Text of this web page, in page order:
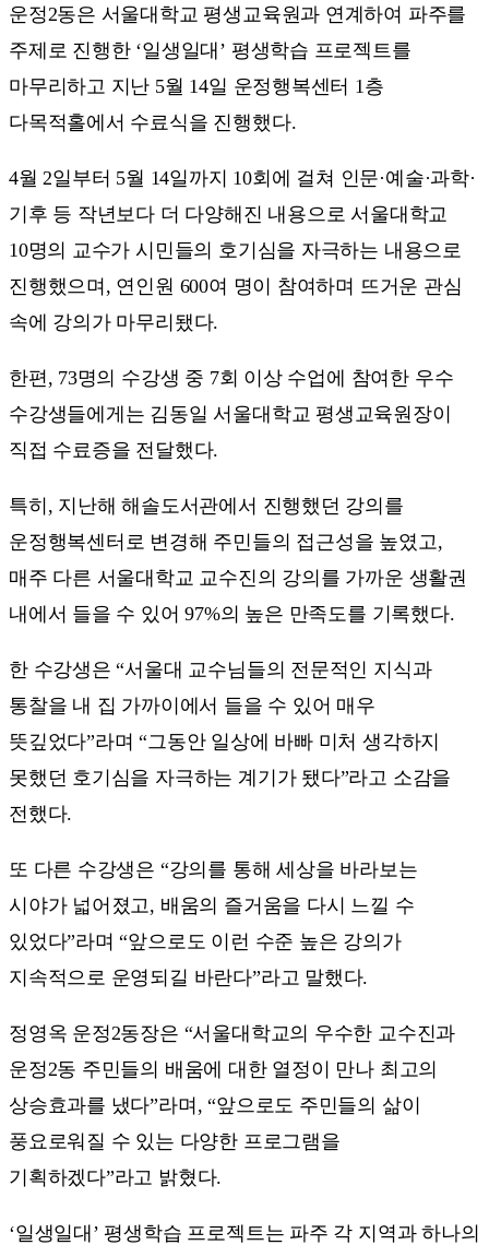
운정2동은 서울대학교 평생교육원과 연계하여 파주를
주제로 진행한 ‘일생일대’ 평생학습 프로젝트를
마무리하고 지난 5월 14일 운정행복센터 1층
다목적홀에서 수료식을 진행했다.
4월 2일부터 5월 14일까지 10회에 걸쳐 인문·예술·과학·
기후 등 작년보다 더 다양해진 내용으로 서울대학교
10명의 교수가 시민들의 호기심을 자극하는 내용으로
진행했으며, 연인원 600여 명이 참여하며 뜨거운 관심
속에 강의가 마무리됐다.
한편, 73명의 수강생 중 7회 이상 수업에 참여한 우수
수강생들에게는 김동일 서울대학교 평생교육원장이
직접 수료증을 전달했다.
특히, 지난해 해솔도서관에서 진행했던 강의를
운정행복센터로 변경해 주민들의 접근성을 높였고,
매주 다른 서울대학교 교수진의 강의를 가까운 생활권
내에서 들을 수 있어 97%의 높은 만족도를 기록했다.
한 수강생은 “서울대 교수님들의 전문적인 지식과
통찰을 내 집 가까이에서 들을 수 있어 매우
뜻깊었다”라며 “그동안 일상에 바빠 미처 생각하지
못했던 호기심을 자극하는 계기가 됐다”라고 소감을
전했다.
또 다른 수강생은 “강의를 통해 세상을 바라보는
시야가 넓어졌고, 배움의 즐거움을 다시 느낄 수
있었다”라며 “앞으로도 이런 수준 높은 강의가
지속적으로 운영되길 바란다”라고 말했다.
정영옥 운정2동장은 “서울대학교의 우수한 교수진과
운정2동 주민들의 배움에 대한 열정이 만나 최고의
상승효과를 냈다”라며, “앞으로도 주민들의 삶이
풍요로워질 수 있는 다양한 프로그램을
기획하겠다”라고 밝혔다.
‘일생일대’ 평생학습 프로젝트는 파주 각 지역과 하나의